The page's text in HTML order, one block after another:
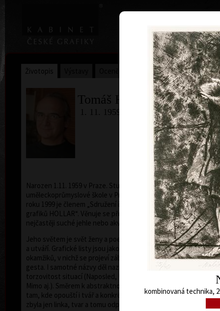
Home |
Životopis Sbírky
Tomáš Hřivnáč
1. 11. 1959
Narozen 1.11. 1959 v Praze. Studoval na Střední
uměleckoprůmyslové škole v Praze (1975 - 1979 ). Od
roku 1999 je členem „Sdružení českých umělců
grafiků HOLLAR“. Věnuje se především volné grafice,
nejčastěji suché jehle nebo akvarelu .
Jeho světem je svět ženy a poetiky, která ji obklopuje
a utváří. Grafické listy jsou jakoby záznamem
okamžiků, v nichž se projeví záblesk akce, situace,
gesta. I samotné názvy děl naznačují okamžitost a
torzovitost situací (Naposled, Uhýbat, Stranou,
Mimo aj.). Směrem k abstraktnosti míří jeho grafiky
tam, kde opouští i tvář a konkrétnost osobnosti, aby
zbyla jen linka, tvar a tomu odpovídající napětí.
kombinovaná technika,